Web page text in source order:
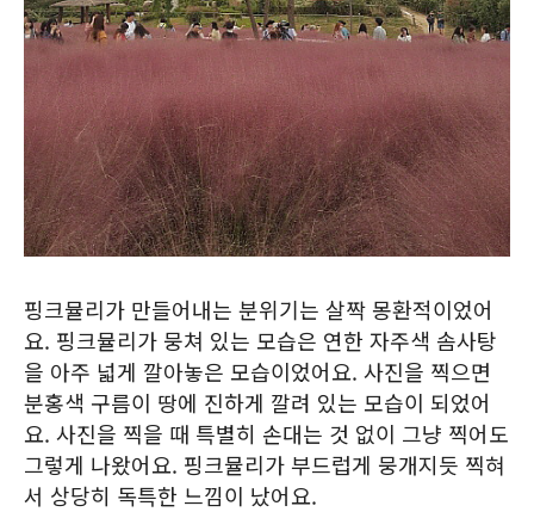
핑크뮬리가 만들어내는 분위기는 살짝 몽환적이었어
요. 핑크뮬리가 뭉쳐 있는 모습은 연한 자주색 솜사탕
을 아주 넓게 깔아놓은 모습이었어요. 사진을 찍으면
분홍색 구름이 땅에 진하게 깔려 있는 모습이 되었어
요. 사진을 찍을 때 특별히 손대는 것 없이 그냥 찍어도
그렇게 나왔어요. 핑크뮬리가 부드럽게 뭉개지듯 찍혀
서 상당히 독특한 느낌이 났어요.